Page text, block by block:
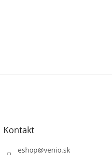
Kontakt
eshop@venio.sk